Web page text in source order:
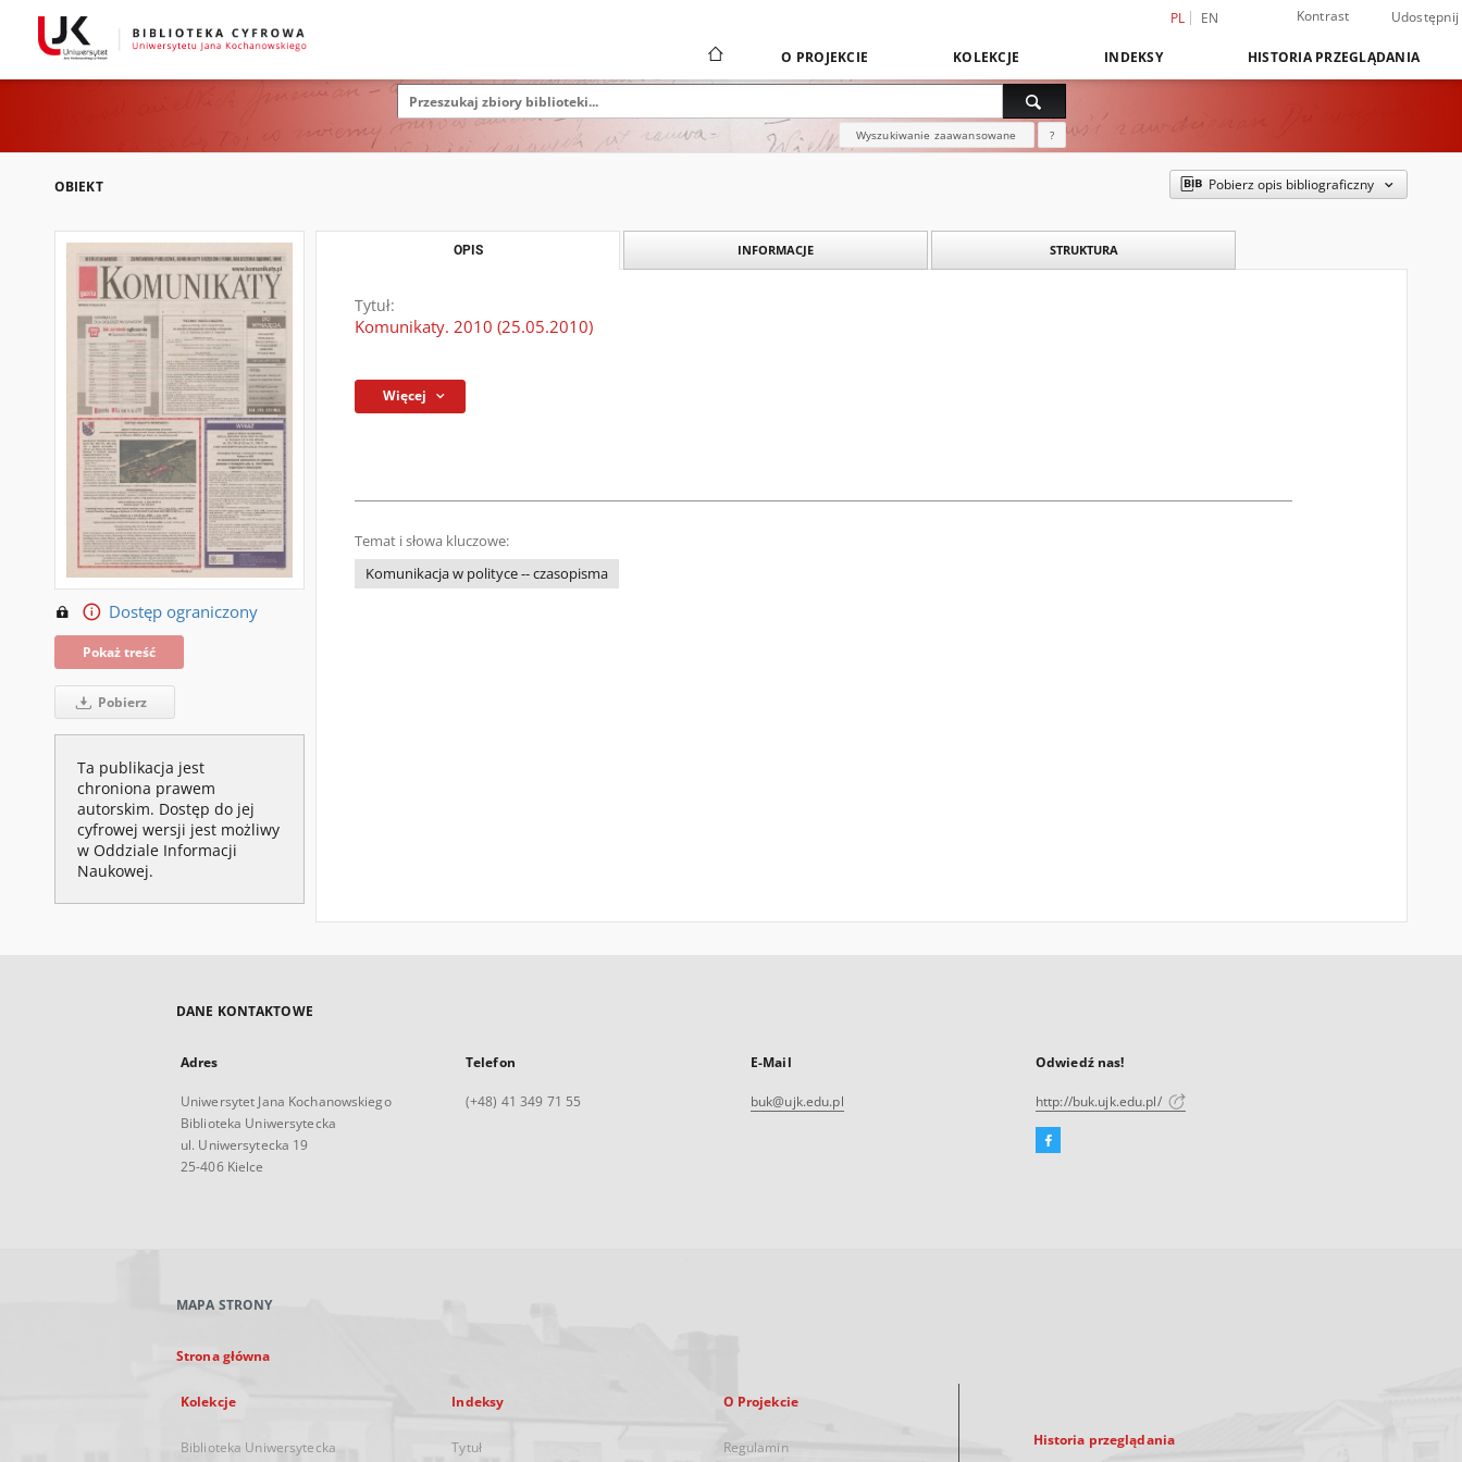
PL EN Kontrast Udostępnij
O PROJEKCIE KOLEKCJE INDEKSY HISTORIA PRZEGLĄDANIA
Wyszukiwanie zaawansowane ?
OBIEKT Pobierz opis bibliograficzny
Dostęp ograniczony
Pokaż treść
Pobierz
Ta publikacja jest
chroniona prawem
autorskim. Dostęp do jej
cyfrowej wersji jest możliwy
w Oddziale Informacji
Naukowej.
OPIS INFORMACJE STRUKTURA
Tytuł:
Komunikaty. 2010 (25.05.2010)
Więcej
Temat i słowa kluczowe:
Komunikacja w polityce -- czasopisma
DANE KONTAKTOWE
Adres
Uniwersytet Jana Kochanowskiego
Biblioteka Uniwersytecka
ul. Uniwersytecka 19
25-406 Kielce
Telefon
(+48) 41 349 71 55
E-Mail
buk@ujk.edu.pl
Odwiedź nas!
http://buk.ujk.edu.pl/
Facebook
MAPA STRONY
Strona główna
Kolekcje
Biblioteka Uniwersytecka
Indeksy
Tytuł
O Projekcie
Regulamin Historia przeglądania